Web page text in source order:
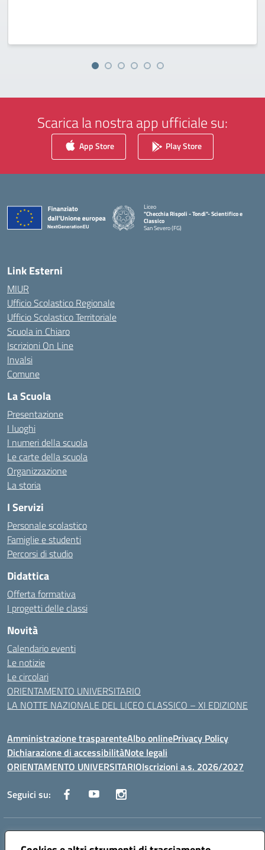
Scarica la nostra app ufficiale su:
App Store Play Store
Liceo
"Checchia Rispoli - Tondi"- Scientifico e
Classico
San Severo (FG)
Link Esterni
MIUR
Ufficio Scolastico Regionale
Ufficio Scolastico Territoriale
Scuola in Chiaro
Iscrizioni On Line
Invalsi
Comune
La Scuola
Presentazione
I luoghi
I numeri della scuola
Le carte della scuola
Organizzazione
La storia
I Servizi
Personale scolastico
Famiglie e studenti
Percorsi di studio
Didattica
Offerta formativa
I progetti delle classi
Novità
Calendario eventi
Le notizie
Le circolari
ORIENTAMENTO UNIVERSITARIO
LA NOTTE NAZIONALE DEL LICEO CLASSICO – XI EDIZIONE
Amministrazione trasparenteAlbo onlinePrivacy Policy
Dichiarazione di accessibilitàNote legali
ORIENTAMENTO UNIVERSITARIOIscrizioni a.s. 2026/2027
Seguici su:
Indirizzo: